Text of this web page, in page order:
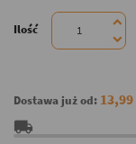
Ilość
Dostawa już od: 13,99
local_shipping